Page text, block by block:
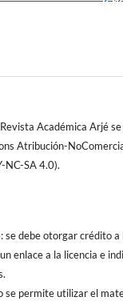
Académica Arjé
Atribución-
NC-SA 4.0).
: se debe otorgar crédito a
enlace a la licencia e
se permite utilizar el